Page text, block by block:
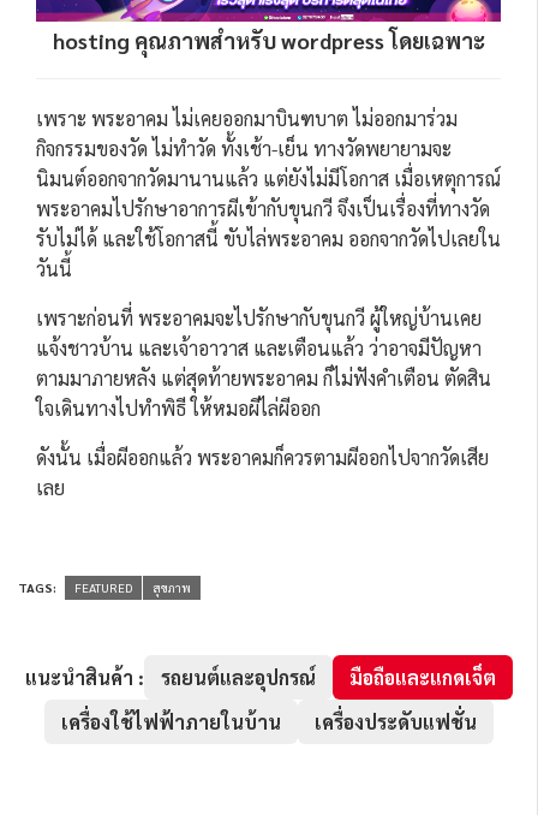
hosting คุณภาพสำหรับ wordpress โดยเฉพาะ
เพราะ พระอาคม ไม่เคยออกมาบินฑบาต ไม่ออกมาร่วม
กิจกรรมของวัด ไม่ทำวัด ทั้งเช้า-เย็น ทางวัดพยายามจะ
นิมนต์ออกจากวัดมานานแล้ว แต่ยังไม่มีโอกาส เมื่อเหตุการณ์
พระอาคมไปรักษาอาการผีเข้ากับขุนกวี จึงเป็นเรื่องที่ทางวัด
รับไม่ได้ และใช้โอกาสนี้ ขับไล่พระอาคม ออกจากวัดไปเลยใน
วันนี้
เพราะก่อนที่ พระอาคมจะไปรักษากับขุนกวี ผู้ใหญ่บ้านเคย
แจ้งชาวบ้าน และเจ้าอาวาส และเตือนแล้ว ว่าอาจมีปัญหา
ตามมาภายหลัง แต่สุดท้ายพระอาคม ก็ไม่ฟังคำเตือน ตัดสิน
ใจเดินทางไปทำพิธี ให้หมอผีไล่ผีออก
ดังนั้น เมื่อผีออกแล้ว พระอาคมก็ควรตามผีออกไปจากวัดเสีย
เลย
TAGS: FEATURED สุขภาพ
แนะนำสินค้า : รถยนต์และอุปกรณ์
มือถือและแกดเจ็ต
เครื่องใช้ไฟฟ้าภายในบ้าน
เครื่องประดับแฟชั่น